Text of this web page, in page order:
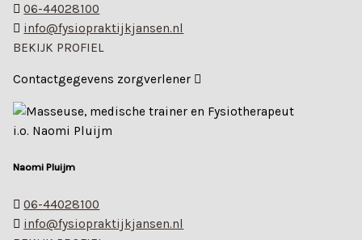
06-44028100
info@fysiopraktijkjansen.nl
BEKIJK PROFIEL
Contactgegevens zorgverlener
Naomi Pluijm
06-44028100
info@fysiopraktijkjansen.nl